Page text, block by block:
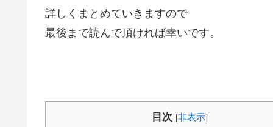
詳しくまとめていきますので
最後まで読んで頂ければ幸いです。
目次 [非表示]